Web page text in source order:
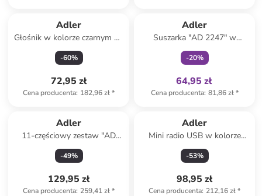
Adler
Głośnik w kolorze czarnym do
karaoke z mikrofonem
-60%
72,95 zł
Cena producenta: 182,96 zł*
Adler
Suszarka "AD 2247" w
kolorze fioletowym do
włosów
-20%
64,95 zł
Cena producenta: 81,86 zł*
Adler
11-częściowy zestaw "AD
2181" w kolorze
jasnoróżowym do paznokci
-49%
129,95 zł
Cena producenta: 259,41 zł*
Adler
Mini radio USB w kolorze
czarnym
-53%
98,95 zł
Cena producenta: 212,16 zł*